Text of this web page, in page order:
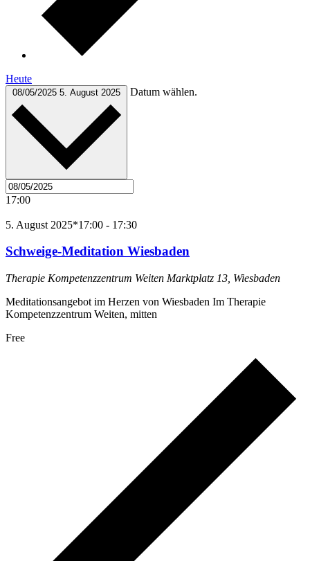
Heute
08/05/2025 5. August 2025 Datum wählen.
17:00
5. August 2025*17:00 - 17:30
Schweige-Meditation Wiesbaden
Therapie Kompetenzzentrum Weiten Marktplatz 13, Wiesbaden
Meditationsangebot im Herzen von Wiesbaden Im Therapie
Kompetenzzentrum Weiten, mitten
Free